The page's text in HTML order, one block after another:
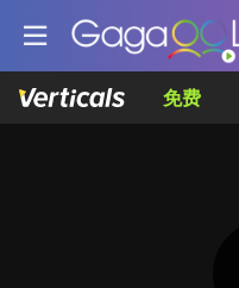
免费